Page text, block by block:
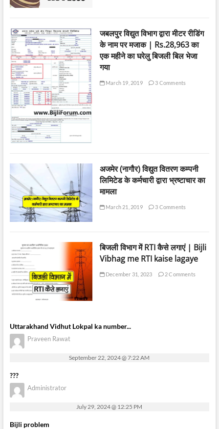
जबलपुर विद्युत विभाग द्वारा मीटर रीडिंग
के नाम पर मजाक | Rs.28,963 का
एक महीने का घरेलु बिजली बिल भेजा
गया
March 19, 2019 3 Comments
अजमेर (नागौर) विद्युत वितरण कम्पनी
लिमिटेड के कर्मचारी द्वारा भ्रष्टाचार का
मामला
March 21, 2019 3 Comments
बिजली विभाग में RTI कैसे लगाएं | Bijli
Vibhag me RTI kaise lagaye
December 31, 2023 2 Comments
Uttarakhand Vidhut Lokpal ka number...
Praveen Rawat
September 22, 2024 @ 7:22 AM
???
Administrator
July 29, 2024 @ 12:25 PM
Bijli problem